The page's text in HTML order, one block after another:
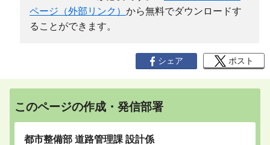
ページ（外部リンク） から無料でダウンロードす
ることができます。
シェア ポスト
このページの作成・発信部署
都市整備部 道路管理課 設計係